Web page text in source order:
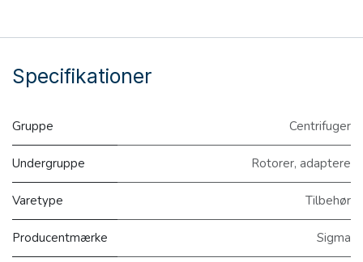
Specifikationer
Gruppe Centrifuger
Undergruppe Rotorer, adaptere
Varetype Tilbehør
Producentmærke Sigma